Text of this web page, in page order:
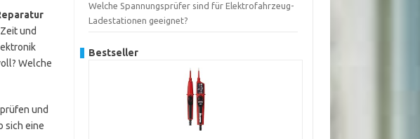
und
Welche
und
sich eine
Welche Spannungsprüfer sind für Elektrofahrzeug-
Ladestationen geeignet?
Bestseller